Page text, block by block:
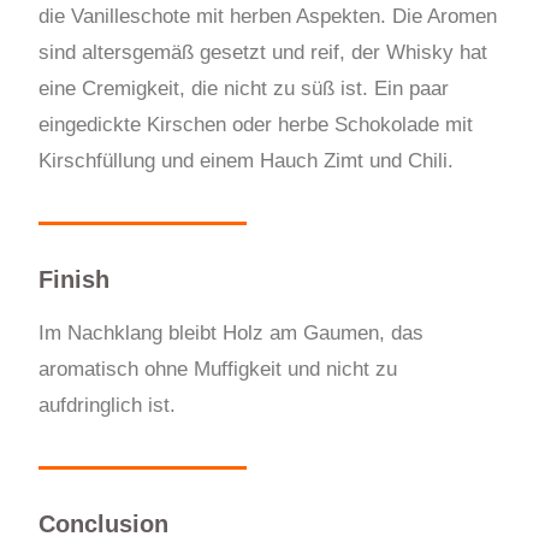
die Vanilleschote mit herben Aspekten. Die Aromen
sind altersgemäß gesetzt und reif, der Whisky hat
eine Cremigkeit, die nicht zu süß ist. Ein paar
eingedickte Kirschen oder herbe Schokolade mit
Kirschfüllung und einem Hauch Zimt und Chili.
Finish
Im Nachklang bleibt Holz am Gaumen, das
aromatisch ohne Muffigkeit und nicht zu
aufdringlich ist.
Conclusion